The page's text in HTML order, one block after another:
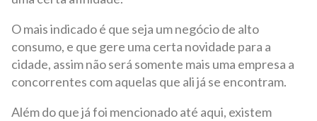
O mais indicado é que seja um negócio de alto
consumo, e que gere uma certa novidade para a
cidade, assim não será somente mais uma empresa a
concorrentes com aquelas que ali já se encontram.
Além do que já foi mencionado até aqui, existem